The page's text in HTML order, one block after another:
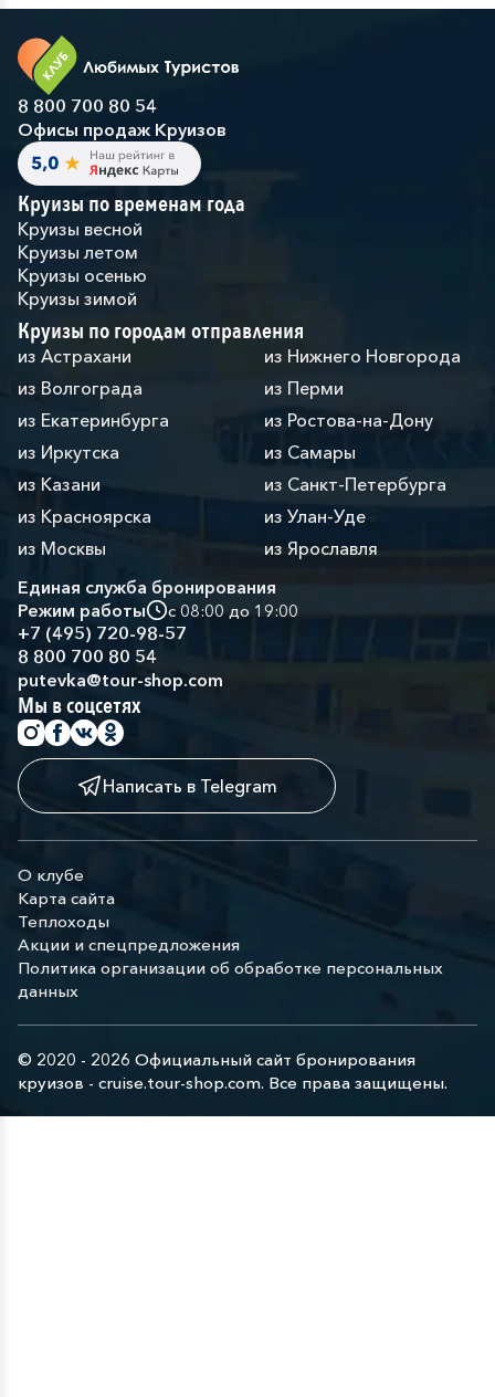
8 800 700 80 54
Офисы продаж Круизов
Круизы по временам года
Круизы весной
Круизы летом
Круизы осенью
Круизы зимой
Круизы по городам отправления
из Астрахани
из Волгограда
из Екатеринбурга
из Иркутска
из Казани
из Красноярска
из Москвы
из Нижнего Новгорода
из Перми
из Ростова-на-Дону
из Самары
из Санкт-Петербурга
из Улан-Уде
из Ярославля
Единая служба бронирования
Режим работы
с 08:00 до 19:00
+7 (495) 720-98-57
8 800 700 80 54
putevka@tour-shop.com
Мы в соцсетях
Написать в Telegram
О клубе
Карта сайта
Теплоходы
Акции и спецпредложения
Политика организации об обработке персональных
данных
© 2020 - 2026 Официальный сайт бронирования
круизов - cruise.tour-shop.com. Все права защищены.